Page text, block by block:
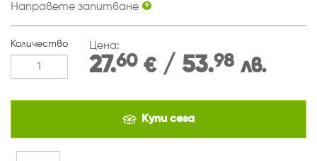
Направете запитване
Количество Цена:
27.60 €/ 53.98 лв.
Купи сега